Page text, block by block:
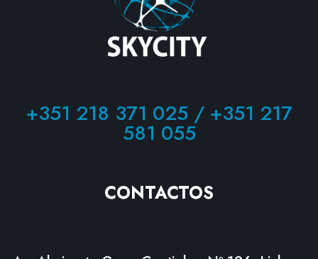
+351 218 371 025 / +351 217
581 055
CONTACTOS